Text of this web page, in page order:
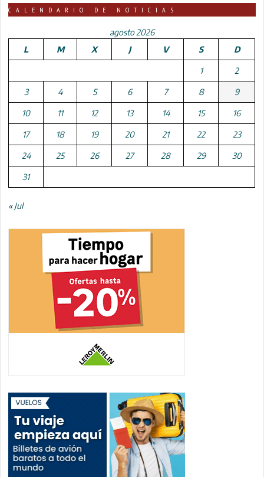
CALENDARIO DE NOTICIAS
agosto 2026
L
M X J V S D
1 2
3 4 5 6 7 8 9
10 11 12 13 14 15 16
17 18 19 20 21 22 23
24 25 26 27 28 29 30
31
« Jul